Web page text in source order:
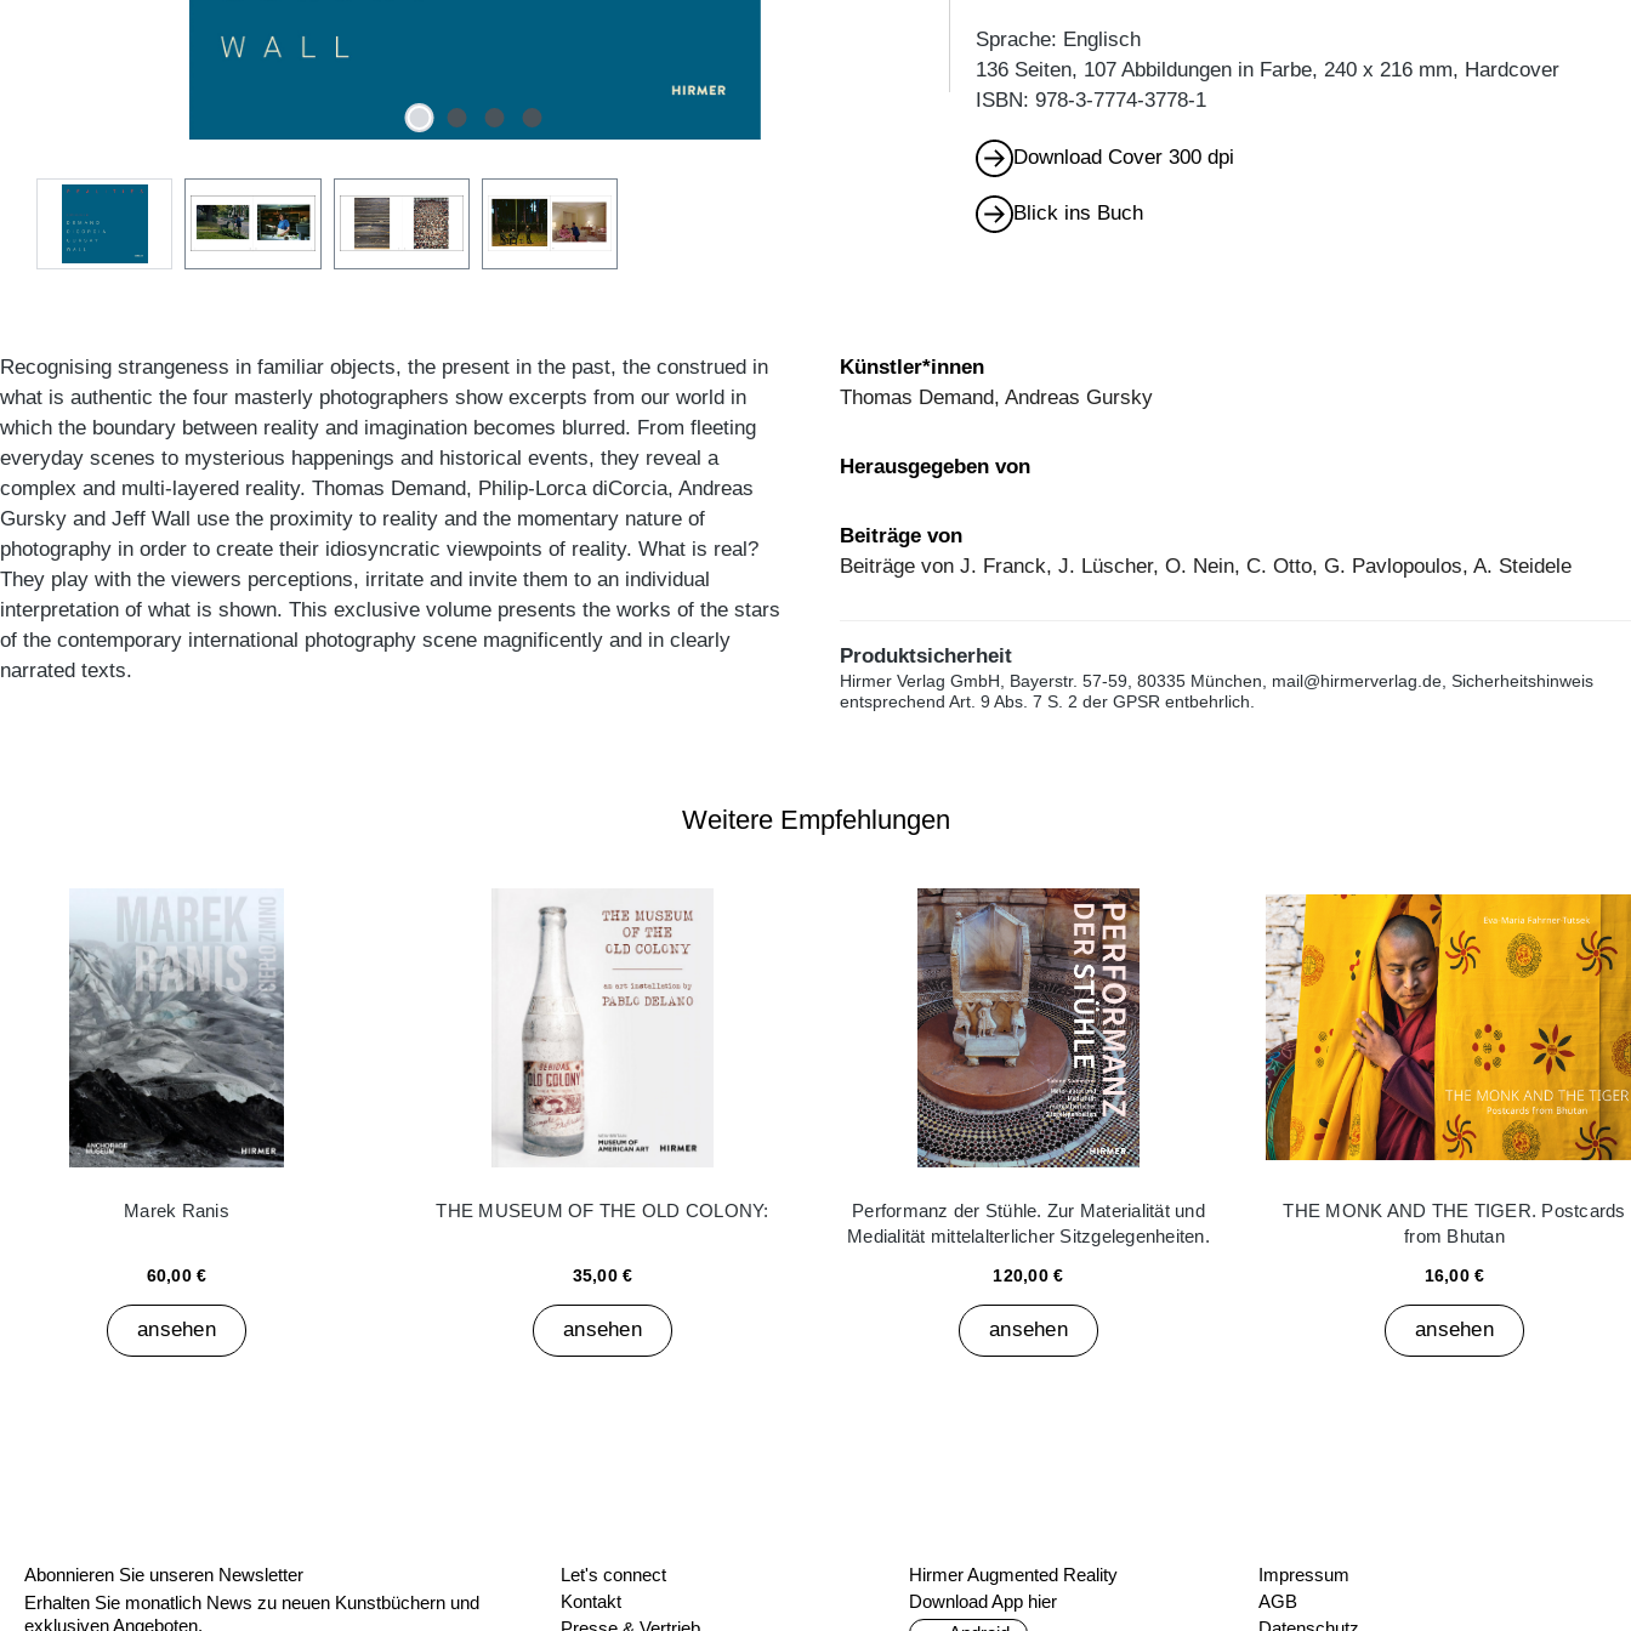
Sprache: Englisch
136 Seiten, 107 Abbildungen in Farbe, 240 x 216 mm, Hardcover
ISBN: 978-3-7774-3778-1
Download Cover 300 dpi
Blick ins Buch
Recognising strangeness in familiar objects, the present in the past, the construed in
what is authentic the four masterly photographers show excerpts from our world in
which the boundary between reality and imagination becomes blurred. From fleeting
everyday scenes to mysterious happenings and historical events, they reveal a
complex and multi-layered reality. Thomas Demand, Philip-Lorca diCorcia, Andreas
Gursky and Jeff Wall use the proximity to reality and the momentary nature of
photography in order to create their idiosyncratic viewpoints of reality. What is real?
They play with the viewers perceptions, irritate and invite them to an individual
interpretation of what is shown. This exclusive volume presents the works of the stars
of the contemporary international photography scene magnificently and in clearly
narrated texts.
Künstler*innen
Thomas Demand, Andreas Gursky
Herausgegeben von
Beiträge von
Beiträge von J. Franck, J. Lüscher, O. Nein, C. Otto, G. Pavlopoulos, A. Steidele
Produktsicherheit
Hirmer Verlag GmbH, Bayerstr. 57-59, 80335 München, mail@hirmerverlag.de, Sicherheitshinweis
entsprechend Art. 9 Abs. 7 S. 2 der GPSR entbehrlich.
Weitere Empfehlungen
Marek Ranis
60,00 €
ansehen
THE MUSEUM OF THE OLD COLONY:
35,00 €
ansehen
Performanz der Stühle. Zur Materialität und
Medialität mittelalterlicher Sitzgelegenheiten.
120,00 €
ansehen
THE MONK AND THE TIGER. Postcards
from Bhutan
16,00 €
ansehen
Abonnieren Sie unseren Newsletter
Erhalten Sie monatlich News zu neuen Kunstbüchern und
exklusiven Angeboten.
Let's connect
Kontakt
Hirmer Augmented Reality
Download App hier
Impressum
AGB